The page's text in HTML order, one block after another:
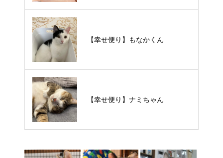
【幸せ便り】もなかくん
【幸せ便り】ナミちゃん
【里親様募集中】スンスンちゃん
【里親様募集中】タルトくん